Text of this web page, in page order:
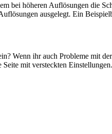
bei höheren Auflösungen die
ausgelegt. Ein
Wenn ihr auch Probleme mit
mit versteckten